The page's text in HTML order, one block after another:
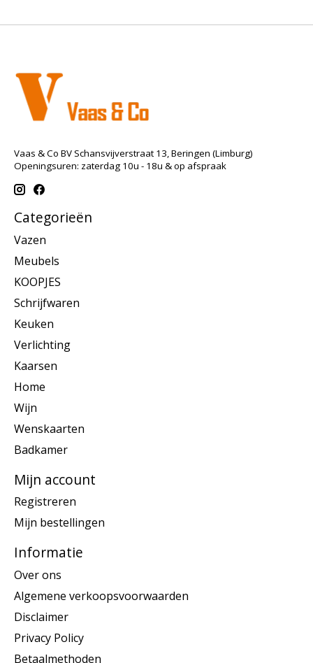
Vaas & Co BV Schansvijverstraat 13, Beringen (Limburg)
Openingsuren: zaterdag 10u - 18u & op afspraak
Categorieën
Vazen
Meubels
KOOPJES
Schrijfwaren
Keuken
Verlichting
Kaarsen
Home
Wijn
Wenskaarten
Badkamer
Mijn account
Registreren
Mijn bestellingen
Informatie
Over ons
Algemene verkoopsvoorwaarden
Disclaimer
Privacy Policy
Betaalmethoden